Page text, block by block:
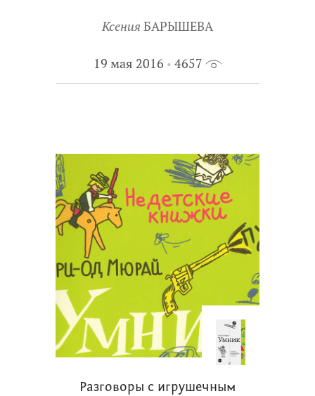
Ксения БАРЫШЕВА
19 мая 2016 4657
Разговоры с игрушечным